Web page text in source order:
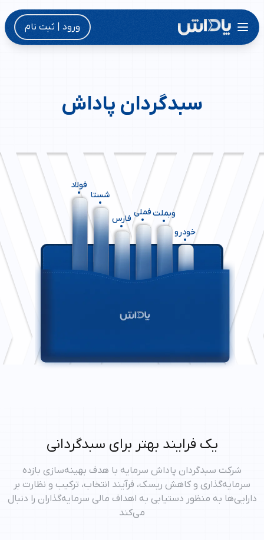
ورود | ثبت نام
سبدگردان پاداش
خودرو
وبملتفملی
فارس
شستا
فولاد
یک فرایند بهتر برای سبدگردانی
شرکت سبدگردان پاداش سرمایه با هدف بهینه‌سازی بازده
سرمایه‌گذاری و کاهش ریسک، فرآیند انتخاب، ترکیب و نظارت بر
دارایی‌ها به‌ منظور دستیابی به اهداف مالی سرمایه‌گذاران را دنبال
می‌کند